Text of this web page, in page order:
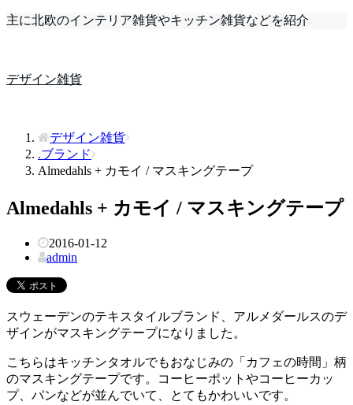
主に北欧のインテリア雑貨やキッチン雑貨などを紹介
デザイン雑貨
デザイン雑貨
.ブランド
Almedahls + カモイ / マスキングテープ
Almedahls + カモイ / マスキングテープ
2016-01-12
admin
スウェーデンのテキスタイルブランド、アルメダールスのデ
ザインがマスキングテープになりました。
こちらはキッチンタオルでもおなじみの「カフェの時間」柄
のマスキングテープです。コーヒーポットやコーヒーカッ
プ、パンなどが並んでいて、とてもかわいいです。